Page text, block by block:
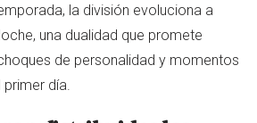
la división evoluciona a
una dualidad que promete
de personalidad y momentos
día.